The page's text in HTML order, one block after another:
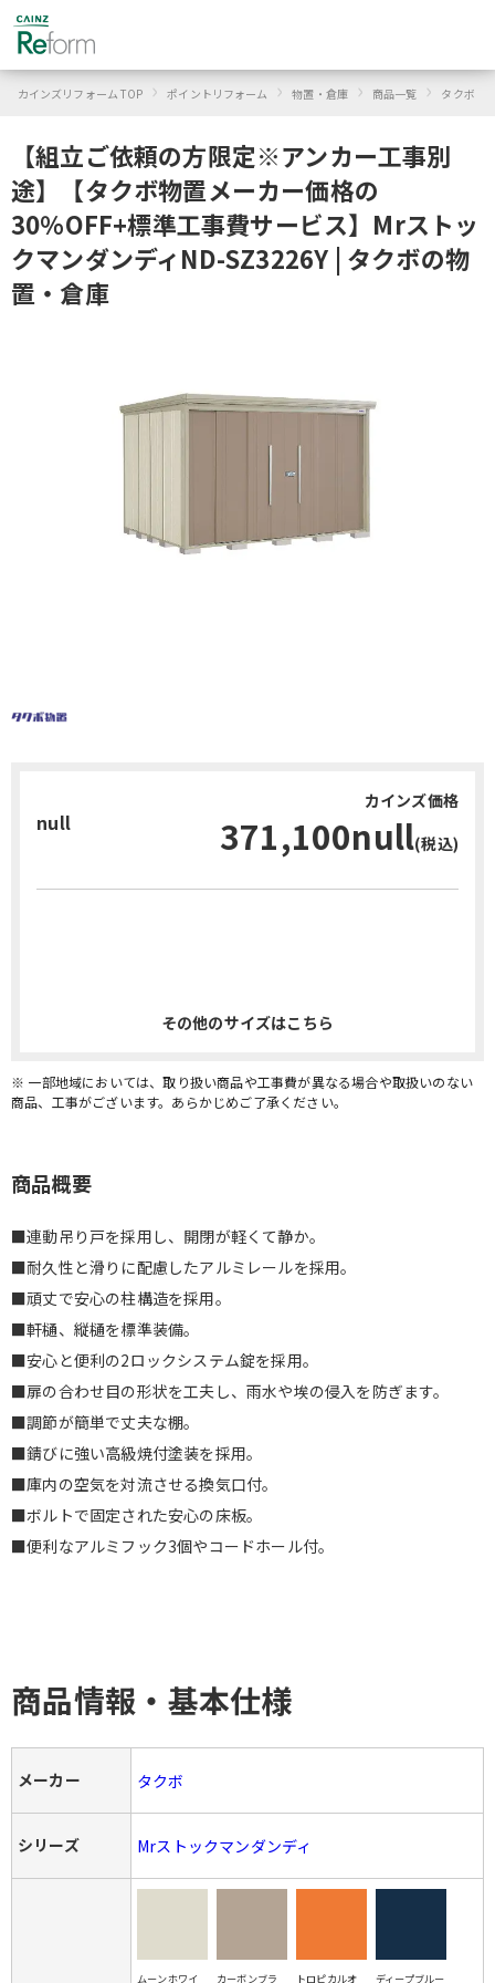
カインズリフォーム TOP › ポイントリフォーム › 物置・倉庫 › 商品一覧 › タクボ
【組立ご依頼の方限定※アンカー工事別
途】【タクボ物置メーカー価格の
30％OFF+標準工事費サービス】Mrストッ
クマンダンディND-SZ3226Y | タクボの物
置・倉庫
null
カインズ価格
371,100null(税込)
その他のサイズはこちら
※ 一部地域においては、取り扱い商品や工事費が異なる場合や取扱いのない
商品、工事がございます。あらかじめご了承ください。
商品概要
■連動吊り戸を採用し、開閉が軽くて静か。
■耐久性と滑りに配慮したアルミレールを採用。
■頑丈で安心の柱構造を採用。
■軒樋、縦樋を標準装備。
■安心と便利の2ロックシステム錠を採用。
■扉の合わせ目の形状を工夫し、雨水や埃の侵入を防ぎます。
■調節が簡単で丈夫な棚。
■錆びに強い高級焼付塗装を採用。
■庫内の空気を対流させる換気口付。
■ボルトで固定された安心の床板。
■便利なアルミフック3個やコードホール付。
商品情報・基本仕様
メーカー タクボ
シリーズ Mrストックマンダンディ
ムーンホワイ カーボンブラ トロピカルオ ディープブルー